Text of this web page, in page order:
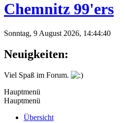
Chemnitz 99'ers
Sonntag, 9 August 2026, 14:44:40
Neuigkeiten:
Viel Spaß im Forum.
Hauptmenü
Hauptmenü
Übersicht